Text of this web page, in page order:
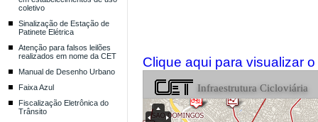
coletivo
Sinalização de Estação de
Patinete Elétrica
Atenção para falsos leilões
realizados em nome da CET
Manual de Desenho Urbano
Faixa Azul
Fiscalização Eletrônica do
Trânsito
Clique aqui para visualizar